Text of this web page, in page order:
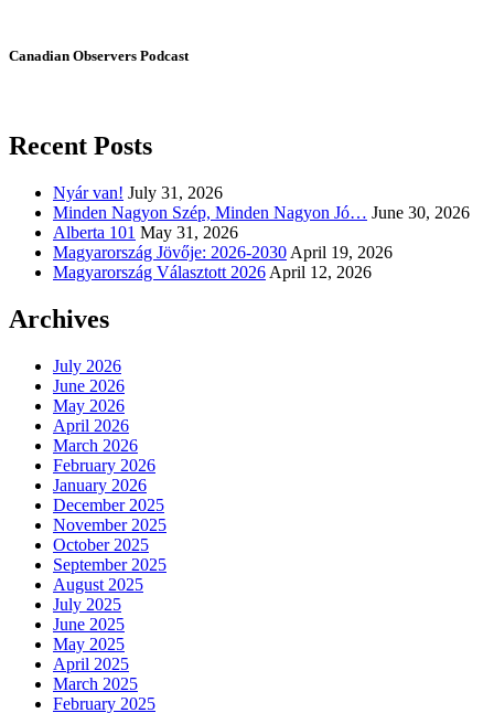
Canadian Observers Podcast
Recent Posts
Nyár van! July 31, 2026
Minden Nagyon Szép, Minden Nagyon Jó… June 30, 2026
Alberta 101 May 31, 2026
Magyarország Jövője: 2026-2030 April 19, 2026
Magyarország Választott 2026 April 12, 2026
Archives
July 2026
June 2026
May 2026
April 2026
March 2026
February 2026
January 2026
December 2025
November 2025
October 2025
September 2025
August 2025
July 2025
June 2025
May 2025
April 2025
March 2025
February 2025